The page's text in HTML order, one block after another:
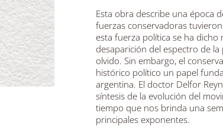
Esta obra describe una época
fuerzas conservadoras
esta fuerza política se ha
desaparición del espectro de
olvido. Sin embargo, el
histórico político un papel
argentina. El doctor Delfor
síntesis de la evolución del
tiempo que nos brinda una
principales exponentes.